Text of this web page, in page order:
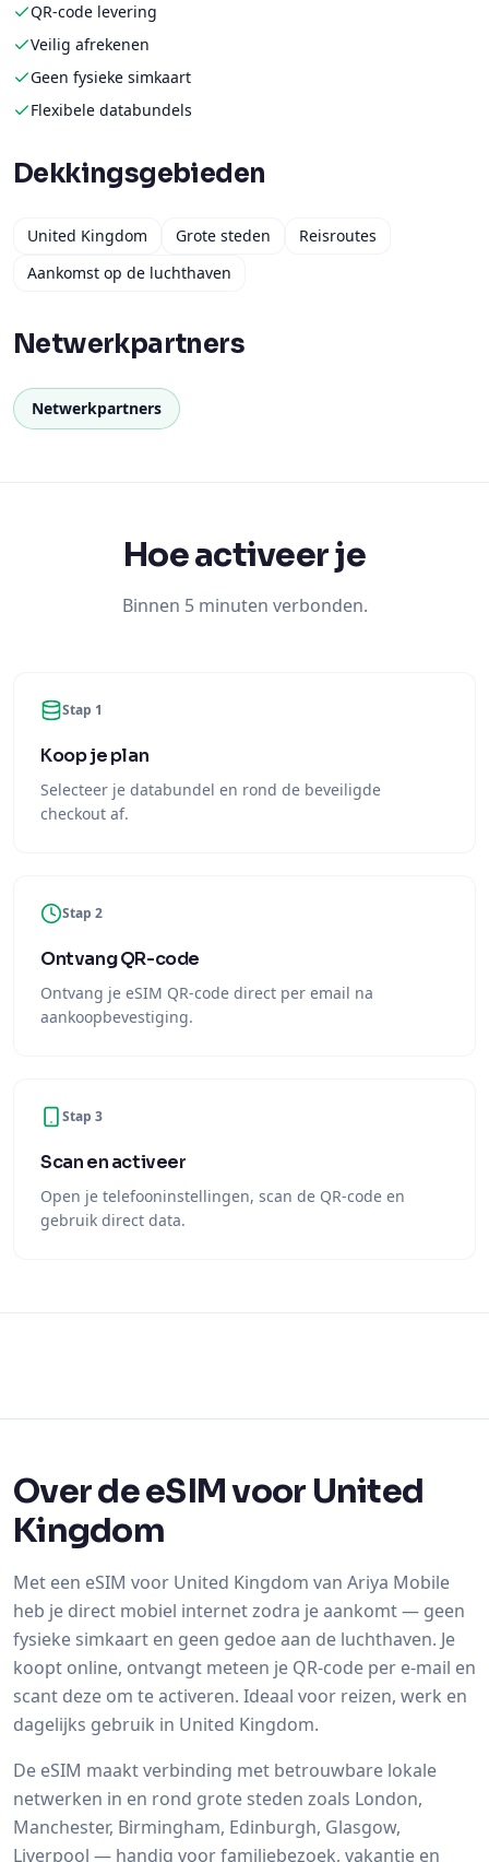
QR-code levering
Veilig afrekenen
Geen fysieke simkaart
Flexibele databundels
Dekkingsgebieden
United Kingdom Grote steden
Reisroutes
Aankomst op de luchthaven
Netwerkpartners
Netwerkpartners
Hoe activeer je
Binnen 5 minuten verbonden.
Stap 1
Koop je plan
Selecteer je databundel en rond de beveiligde
checkout af.
Stap 2
Ontvang QR-code
Ontvang je eSIM QR-code direct per email na
aankoopbevestiging.
Stap 3
Scan en activeer
Open je telefooninstellingen, scan de QR-code en
gebruik direct data.
Over de eSIM voor United
Kingdom
Met een eSIM voor United Kingdom van Ariya Mobile
heb je direct mobiel internet zodra je aankomt — geen
fysieke simkaart en geen gedoe aan de luchthaven. Je
koopt online, ontvangt meteen je QR-code per e-mail en
scant deze om te activeren. Ideaal voor reizen, werk en
dagelijks gebruik in United Kingdom.
De eSIM maakt verbinding met betrouwbare lokale
netwerken in en rond grote steden zoals London,
Manchester, Birmingham, Edinburgh, Glasgow,
Liverpool — handig voor familiebezoek, vakantie en